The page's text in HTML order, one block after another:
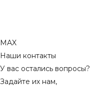
MAX
Наши контакты
У вас остались вопросы?
Задайте их нам,